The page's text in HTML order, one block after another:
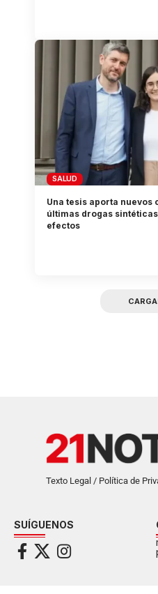
SALUD
Una tesis aporta
últimas drogas
efectos
Texto Legal / Política de
SUÍGUENOS